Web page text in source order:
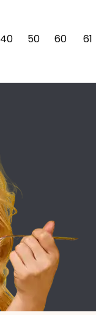
40 50 60 61